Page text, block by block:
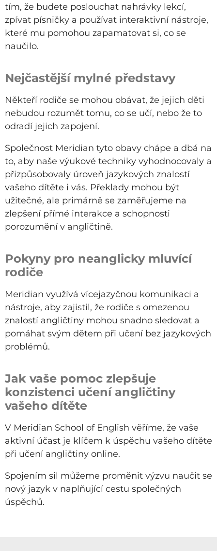
tím, že budete poslouchat nahrávky lekcí,
zpívat písničky a používat interaktivní nástroje,
které mu pomohou zapamatovat si, co se
naučilo.
Nejčastější mylné představy
Někteří rodiče se mohou obávat, že jejich děti
nebudou rozumět tomu, co se učí, nebo že to
odradí jejich zapojení.
Společnost Meridian tyto obavy chápe a dbá na
to, aby naše výukové techniky vyhodnocovaly a
přizpůsobovaly úroveň jazykových znalostí
vašeho dítěte i vás. Překlady mohou být
užitečné, ale primárně se zaměřujeme na
zlepšení přímé interakce a schopnosti
porozumění v angličtině.
Pokyny pro neanglicky mluvící
rodiče
Meridian využívá vícejazyčnou komunikaci a
nástroje, aby zajistil, že rodiče s omezenou
znalostí angličtiny mohou snadno sledovat a
pomáhat svým dětem při učení bez jazykových
problémů.
Jak vaše pomoc zlepšuje
konzistenci učení angličtiny
vašeho dítěte
V Meridian School of English věříme, že vaše
aktivní účast je klíčem k úspěchu vašeho dítěte
při učení angličtiny online.
Spojením sil můžeme proměnit výzvu naučit se
nový jazyk v naplňující cestu společných
úspěchů.